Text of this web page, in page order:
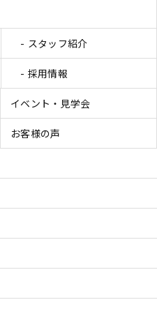
スタッフ紹介
採用情報
イベント・見学会
お客様の声